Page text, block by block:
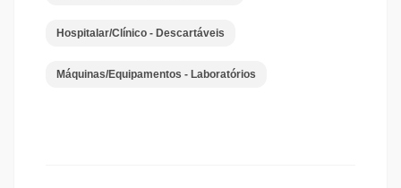
Hospitalar/Clínico - Descartáveis
Máquinas/Equipamentos - Laboratórios